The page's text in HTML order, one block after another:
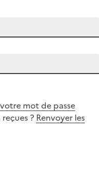
mot de passe
? Renvoyer les